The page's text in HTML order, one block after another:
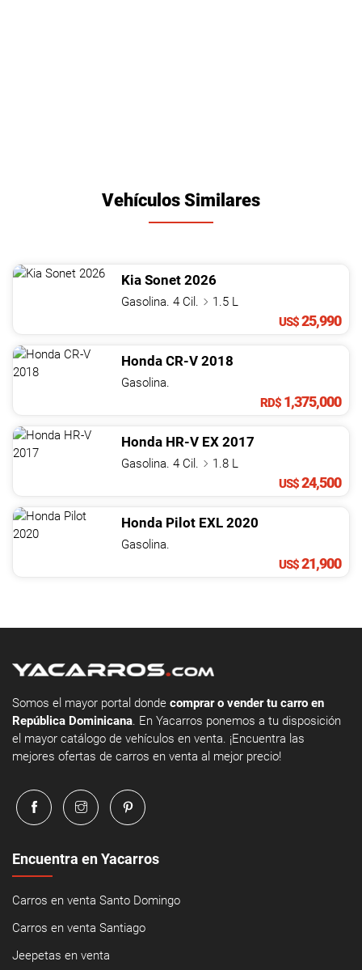
Vehículos Similares
Kia Sonet 2026
Gasolina. 4 Cil.
1.5 L
US$25,990
Honda CR-V 2018
Gasolina.
RD$ 1,375,000
Honda HR-V EX 2017
Gasolina. 4 Cil.
1.8 L
US$24,500
Honda Pilot EXL 2020
Gasolina.
US$21,900
Somos el mayor portal donde comprar o vender tu carro en
República Dominicana. En Yacarros ponemos a tu disposición
el mayor catálogo de vehículos en venta. ¡Encuentra las
mejores ofertas de carros en venta al mejor precio!
Encuentra en Yacarros
Carros en venta Santo Domingo
Carros en venta Santiago
Jeepetas en venta